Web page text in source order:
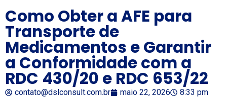
Como Obter a AFE para
Transporte de
Medicamentos e Garantir
a Conformidade com a
RDC 430/20 e RDC 653/22
contato@dslconsult.com.br maio 22, 2026
8:33 pm